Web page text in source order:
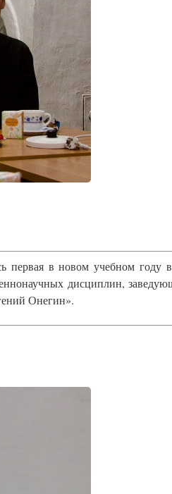
первая в новом учебном
дисциплин,
Онегин».